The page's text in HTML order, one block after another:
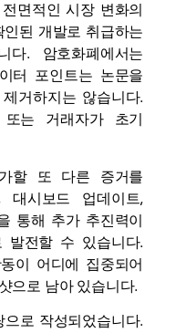
면적인 시장 변화의
된 개발로 취급하는
. 암호화폐에서는
터 포인트는 논문을
거하지는 않습니다.
는 거래자가 초기
할 또 다른 증거를
시보드 업데이트,
통해 추가 추진력이
발전할 수 있습니다.
이 어디에 집중되어
으로 남아 있습니다.
로 작성되었습니다.